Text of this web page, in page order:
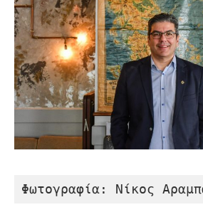
Φωτογραφία: Nίκος